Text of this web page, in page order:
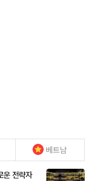
베트남
운 전략자